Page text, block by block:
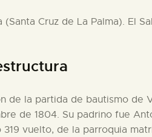
(Santa Cruz de La Palma). El
de la partida de bautismo de
de 1804. Su padrino fue
vuelto, de la parroquia